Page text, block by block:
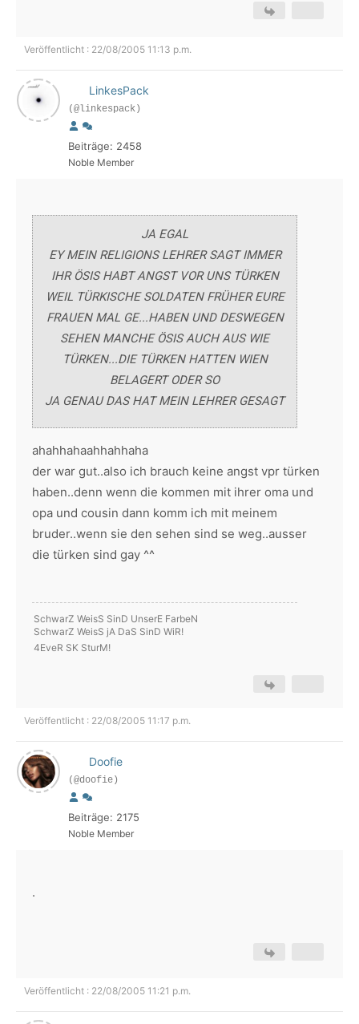
Veröffentlicht : 22/08/2005 11:13 p.m.
LinkesPack
(@linkespack)
Beiträge: 2458
Noble Member
JA EGAL
EY MEIN RELIGIONS LEHRER SAGT IMMER
IHR ÖSIS HABT ANGST VOR UNS TÜRKEN
WEIL TÜRKISCHE SOLDATEN FRÜHER EURE
FRAUEN MAL GE...HABEN UND DESWEGEN
SEHEN MANCHE ÖSIS AUCH AUS WIE
TÜRKEN...DIE TÜRKEN HATTEN WIEN
BELAGERT ODER SO
JA GENAU DAS HAT MEIN LEHRER GESAGT
ahahhahaahhahhaha
der war gut..also ich brauch keine angst vpr türken
haben..denn wenn die kommen mit ihrer oma und
opa und cousin dann komm ich mit meinem
bruder..wenn sie den sehen sind se weg..ausser
die türken sind gay ^^
SchwarZ WeisS SinD UnserE FarbeN
SchwarZ WeisS jA DaS SinD WiR!
4EveR SK SturM!
Veröffentlicht : 22/08/2005 11:17 p.m.
Doofie
(@doofie)
Beiträge: 2175
Noble Member
.
Veröffentlicht : 22/08/2005 11:21 p.m.